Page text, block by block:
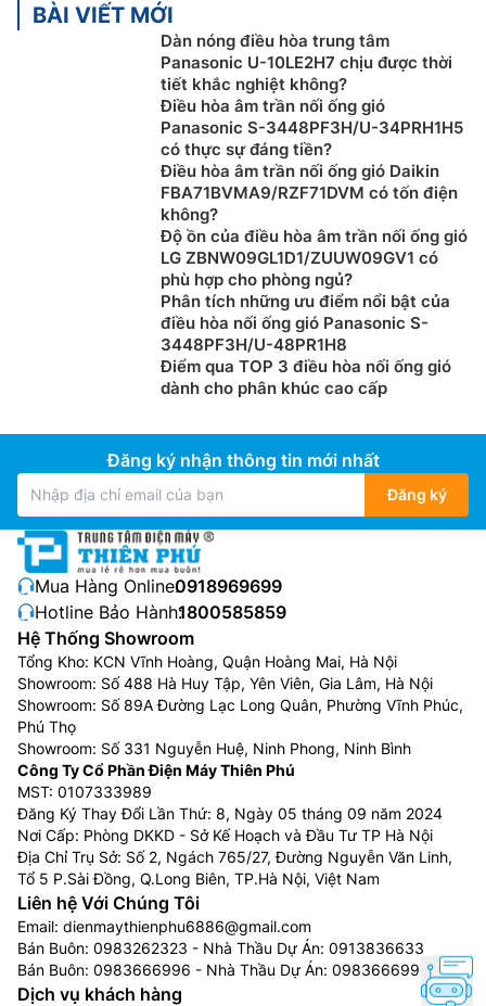
Gas R32 là môi chất lạnh mới nhất hiện nay được sử
dụng nhiều cho các dòngđiều hòacao cấp với ưu
điểm là hiệu suất làm lạnh nhanh hơn, thân thiện với
môi trường. Bên cạnh đó Gas R32 còn được các nước
phát triển khuyến khích sử dụng vì nó làm giảm tác
động đến hiện tượng nóng lên toàn cầu.
Nguồn điện 3 pha
tủ đứng Đaikin inverter
FVA125AMVM/RZF125CYM sử dụng nguồn điện 3
pha(380 – 415 V) phù hợp với những công xưởng, nhà
máy hay văn phòng công nghiệp..
Tính năng chính
Cánh đảo gió tự động có thể điều khiển bằng
remote từ xa hoặc bằng tay
Chức năng Turbo khiến điều hòa Đaikin tủ đứng
hoạt động mạnh mẽ
Tự động khởi động lại khi có điện trong trường
hợp mất điện đột ngột
Cài đặt hẹn giờ bằng điều khiển từ xa
Phin lọc kháng khuẩn dạng lưới có thể tháo rời và
vệ sinh dễ dàng
Tự chuẩn đoán lỗi và hiển thị trên màn hình led
BÀI VIẾT MỚI
Dàn nóng điều hòa trung tâm
Panasonic U-10LE2H7 chịu được thời
tiết khắc nghiệt không?
Điều hòa âm trần nối ống gió
Panasonic S-3448PF3H/U-34PRH1H5
có thực sự đáng tiền?
Điều hòa âm trần nối ống gió Daikin
FBA71BVMA9/RZF71DVM có tốn điện
không?
Độ ồn của điều hòa âm trần nối ống gió
LG ZBNW09GL1D1/ZUUW09GV1 có
phù hợp cho phòng ngủ?
Phân tích những ưu điểm nổi bật của
điều hòa nối ống gió Panasonic S-
3448PF3H/U-48PR1H8
Điểm qua TOP 3 điều hòa nối ống gió
dành cho phân khúc cao cấp
Đăng ký nhận thông tin mới nhất
Đăng ký
Mua Hàng Online:0918969699
Hotline Bảo Hành:1800585859
Hệ Thống Showroom
Tổng Kho: KCN Vĩnh Hoàng, Quận Hoàng Mai, Hà Nội
Showroom: Số 488 Hà Huy Tập, Yên Viên, Gia Lâm, Hà Nội
Showroom: Số 89A Đường Lạc Long Quân, Phường Vĩnh Phúc,
Phú Thọ
Showroom: Số 331 Nguyễn Huệ, Ninh Phong, Ninh Bình
Công Ty Cổ Phần Điện Máy Thiên Phú
MST: 0107333989
Đăng Ký Thay Đổi Lần Thứ: 8, Ngày 05 tháng 09 năm 2024
Nơi Cấp: Phòng DKKD - Sở Kế Hoạch và Đầu Tư TP Hà Nội
Địa Chỉ Trụ Sở: Số 2, Ngách 765/27, Đường Nguyễn Văn Linh,
Tổ 5 P.Sài Đồng, Q.Long Biên, TP.Hà Nội, Việt Nam
Liên hệ Với Chúng Tôi
Email: dienmaythienphu6886@gmail.com
Bán Buôn: 0983262323 - Nhà Thầu Dự Án: 0913836633
Bán Buôn: 0983666996 - Nhà Thầu Dự Án: 0983666996
Dịch vụ khách hàng